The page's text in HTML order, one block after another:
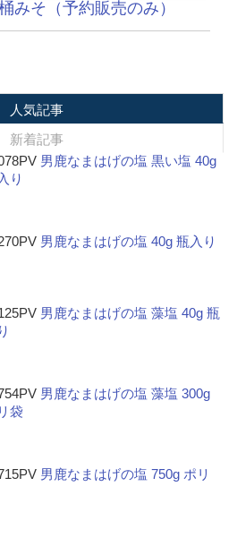
みそ（予約販売のみ）
人気記事
新着記事
男鹿なまはげの塩 黒い塩 40g
り
男鹿なまはげの塩 40g 瓶入り
男鹿なまはげの塩 藻塩 40g 瓶
男鹿なまはげの塩 藻塩 300g
袋
男鹿なまはげの塩 750g ポリ